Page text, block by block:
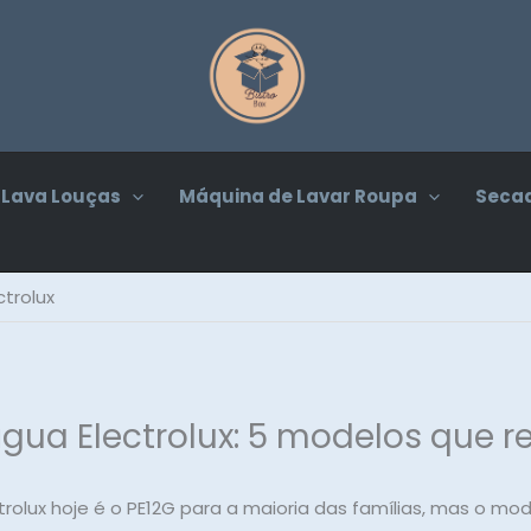
Lava Louças Máquina de Lavar Roupa
Electrolux: 5 modelos que
hoje é o PE12G para a maioria das famílias, mas o